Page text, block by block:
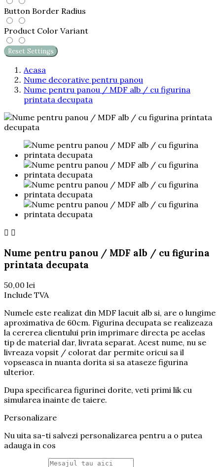
Button Border Radius
Product Color Variant
Reset Settings
Acasa
Nume decorative pentru panou
Nume pentru panou / MDF alb / cu figurina
printata decupata
 
Nume pentru panou / MDF alb / cu figurina
printata decupata
50,00 lei
Include TVA
Numele este realizat din MDF lacuit alb si, are o lungime
aproximativa de 60cm. Figurina decupata se realizeaza
la cererea clientului prin imprimare directa pe acelas
tip de material dar, livrata separat. Acest nume, nu se
livreaza vopsit / colorat dar permite oricui sa il
vopseasca in nuanta dorita si sa ataseze figurina
ulterior.
Dupa specificarea figurinei dorite, veti primi lik cu
simularea inainte de taiere.
Personalizare
Nu uita sa-ti salvezi personalizarea pentru a o putea
adauga in cos